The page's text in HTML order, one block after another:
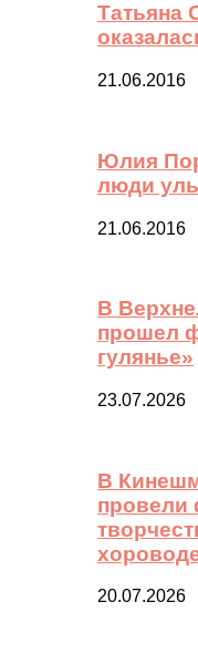
Татьяна
21.06.2016
Юлия
люди
21.06.2016
В
прошел
гулянье»
23.07.2026
В
провели
20.07.2026